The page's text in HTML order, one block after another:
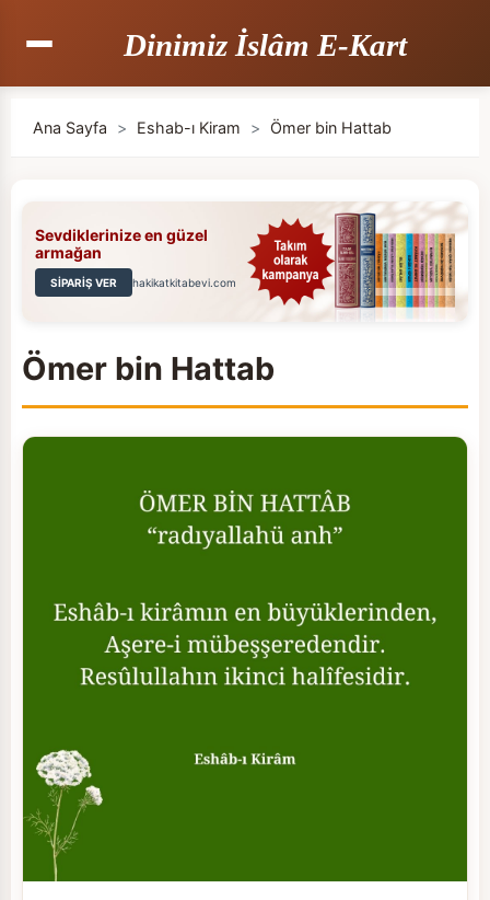
Dinimiz İslâm E-Kart
Ana Sayfa > Eshab-ı Kiram > Ömer bin Hattab
Sevdiklerinize en güzel
armağan
SİPARİŞ VER hakikatkitabevi.com
Ömer bin Hattab